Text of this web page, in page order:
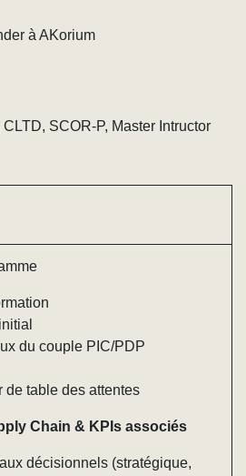
àAKorium
SCOR-P, Master Intructor
du couple PIC/PDP (S&OP/MPS)
de table des attentes